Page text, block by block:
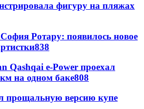
фигуру на пляжах
Ротару: появилось новое
838
Qashqai e-Power проехал
на одном баке808
прощальную версию купе